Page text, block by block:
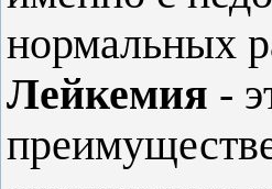
нормальных
Лейкемия -